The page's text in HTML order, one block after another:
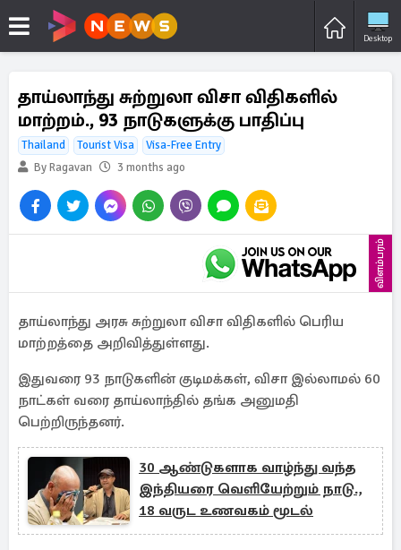
Desktop
தாய்லாந்து சுற்றுலா விசா விதிகளில்
மாற்றம்., 93 நாடுகளுக்கு பாதிப்பு
Thailand Tourist Visa
Visa-Free Entry
By Ragavan
3 months ago
விளம்பரம்
தாய்லாந்து அரசு சுற்றுலா விசா விதிகளில் பெரிய
மாற்றத்தை அறிவித்துள்ளது.
இதுவரை 93 நாடுகளின் குடிமக்கள், விசா இல்லாமல் 60
நாட்கள் வரை தாய்லாந்தில் தங்க அனுமதி
பெற்றிருந்தனர்.
30 ஆண்டுகளாக வாழ்ந்து வந்த
இந்தியரை வெளியேற்றும் நாடு.,
18 வருட உணவகம் மூடல்